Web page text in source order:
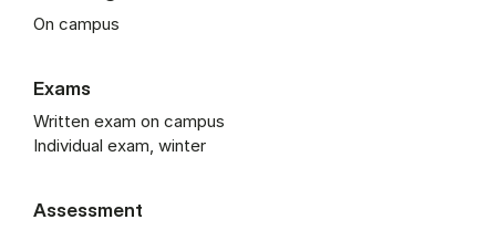
On campus
Exams
Written exam on campus
Individual exam, winter
Assessment